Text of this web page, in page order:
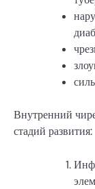
Внутренний
стадий развития: